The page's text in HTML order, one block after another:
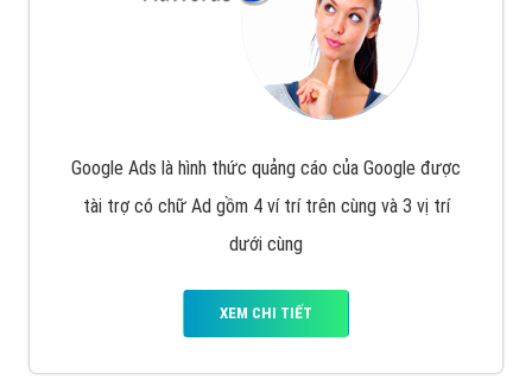
Google Ads là hình thức quảng cáo của Google được
tài trợ có chữ Ad gồm 4 ví trí trên cùng và 3 vị trí
dưới cùng
XEM CHI TIẾT